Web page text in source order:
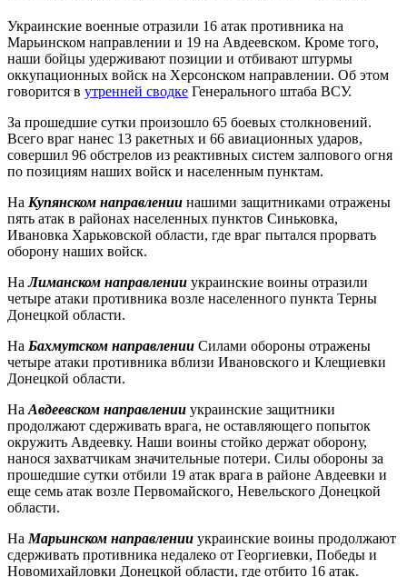
Украинские военные отразили 16 атак противника на
Марьинском направлении и 19 на Авдеевском. Кроме того,
наши бойцы удерживают позиции и отбивают штурмы
оккупационных войск на Херсонском направлении. Об этом
говорится в утренней сводке Генерального штаба ВСУ.
За прошедшие сутки произошло 65 боевых столкновений.
Всего враг нанес 13 ракетных и 66 авиационных ударов,
совершил 96 обстрелов из реактивных систем залпового огня
по позициям наших войск и населенным пунктам.
На Купянском направлении нашими защитниками отражены
пять атак в районах населенных пунктов Синьковка,
Ивановка Харьковской области, где враг пытался прорвать
оборону наших войск.
НаЛиманском направлении украинские воины отразили
четыре атаки противника возле населенного пункта Терны
Донецкой области.
На Бахмутском направлении Силами обороны отражены
четыре атаки противника вблизи Ивановского и Клещиевки
Донецкой области.
На Авдеевском направлении украинские защитники
продолжают сдерживать врага, не оставляющего попыток
окружить Авдеевку. Наши воины стойко держат оборону,
нанося захватчикам значительные потери. Силы обороны за
прошедшие сутки отбили 19 атак врага в районе Авдеевки и
еще семь атак возле Первомайского, Невельского Донецкой
области.
На Марьинском направлении украинские воины продолжают
сдерживать противника недалеко от Георгиевки, Победы и
Новомихайловки Донецкой области, где отбито 16 атак.